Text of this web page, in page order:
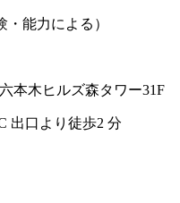
・能力による）
本木ヒルズ森タワー31F
出口より徒歩2 分